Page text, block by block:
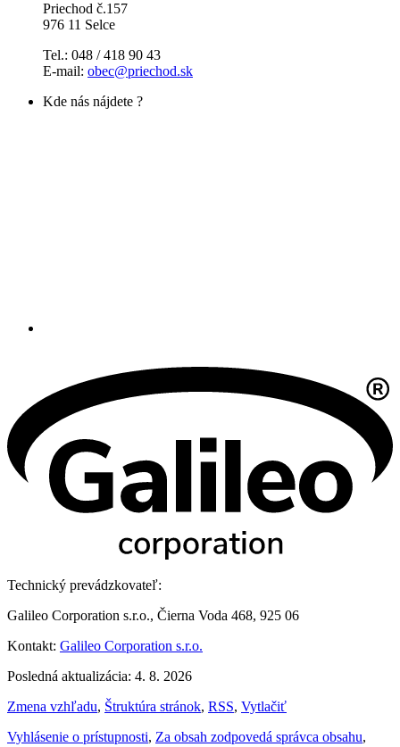
Priechod č.157
976 11 Selce
Tel.: 048 / 418 90 43
E-mail: obec@priechod.sk
Kde nás nájdete ?
Technický prevádzkovateľ:
Galileo Corporation s.r.o., Čierna Voda 468, 925 06
Kontakt: Galileo Corporation s.r.o.
Posledná aktualizácia: 4. 8. 2026
Zmena vzhľadu, Štruktúra stránok, RSS, Vytlačiť
Vyhlásenie o prístupnosti, Za obsah zodpovedá správca obsahu,